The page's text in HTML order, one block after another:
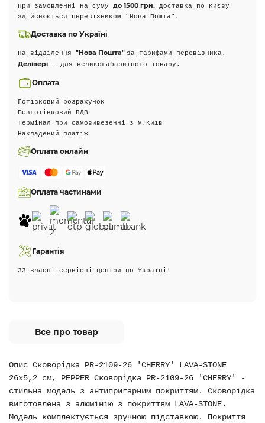
При замовленні на суму до 1500 грн. доставка по Києву
здійснюється перевізником "Нова Пошта".
Доставка по Україні
на відділення "Нова Пошта" за тарифами перевізника.
Делівері — для великогабаритного товару.
Оплата
Готівковий розрахунок
Безготівковий ПДВ
Термінал при самовивезенні з м.Київ
Накладений платіж
Оплата онлайн
Оплата частинами
Гарантія
33 власні сервісні центри по Україні!
Все про товар
Опис Сковорідка PR-2109-26 'CHERRY' LAVA-STONE
26x5,2 см, PEPPER Сковорідка PR-2109-26 'CHERRY' -
стильна модель з антипригарним покриттям. Сковорідка
виготовлена з алюмінію з покриттям LAVA-STONE.
Модель комплектується зручною підставкою. Покриття